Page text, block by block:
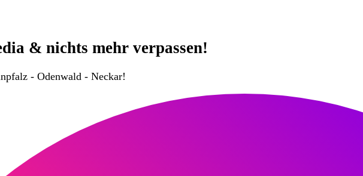
& nichts mehr verpassen!
- Odenwald - Neckar!